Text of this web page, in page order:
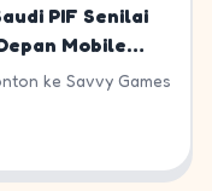
PIF Senilai
Mobile
ke Savvy Games